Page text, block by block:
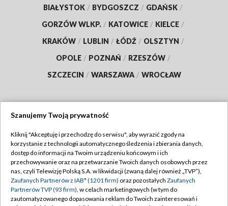
BIAŁYSTOK / BYDGOSZCZ / GDAŃSK /
GORZÓW WLKP. / KATOWICE / KIELCE /
KRAKÓW / LUBLIN / ŁÓDŹ / OLSZTYN /
OPOLE / POZNAŃ / RZESZÓW /
SZCZECIN / WARSZAWA / WROCŁAW
TVP
Abonament TVP
Emisja w TVP
Centrum informacji TVP
Regulamin TVP
Polityka prywatności
Moje zgody
Szanujemy Twoją prywatność
Kliknij "Akceptuję i przechodzę do serwisu", aby wyrazić zgody na
korzystanie z technologii automatycznego śledzenia i zbierania danych,
dostęp do informacji na Twoim urządzeniu końcowym i ich
przechowywanie oraz na przetwarzanie Twoich danych osobowych przez
nas, czyli Telewizję Polską S.A. w likwidacji (zwaną dalej również „TVP”),
Zaufanych Partnerów z IAB* (1201 firm) oraz pozostałych Zaufanych
Partnerów TVP (93 firm), w celach marketingowych (w tym do
zautomatyzowanego dopasowania reklam do Twoich zainteresowań i